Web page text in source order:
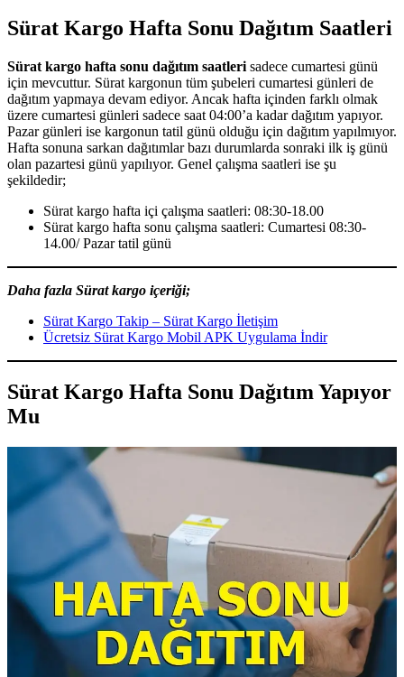
Sürat Kargo Hafta Sonu Dağıtım Saatleri
Sürat kargo hafta sonu dağıtım saatleri sadece cumartesi günü
için mevcuttur. Sürat kargonun tüm şubeleri cumartesi günleri de
dağıtım yapmaya devam ediyor. Ancak hafta içinden farklı olmak
üzere cumartesi günleri sadece saat 04:00’a kadar dağıtım yapıyor.
Pazar günleri ise kargonun tatil günü olduğu için dağıtım yapılmıyor.
Hafta sonuna sarkan dağıtımlar bazı durumlarda sonraki ilk iş günü
olan pazartesi günü yapılıyor. Genel çalışma saatleri ise şu
şekildedir;
Sürat kargo hafta içi çalışma saatleri: 08:30-18.00
Sürat kargo hafta sonu çalışma saatleri: Cumartesi 08:30-
14.00/ Pazar tatil günü
Daha fazla Sürat kargo içeriği;
Sürat Kargo Takip – Sürat Kargo İletişim
Ücretsiz Sürat Kargo Mobil APK Uygulama İndir
Sürat Kargo Hafta Sonu Dağıtım Yapıyor
Mu